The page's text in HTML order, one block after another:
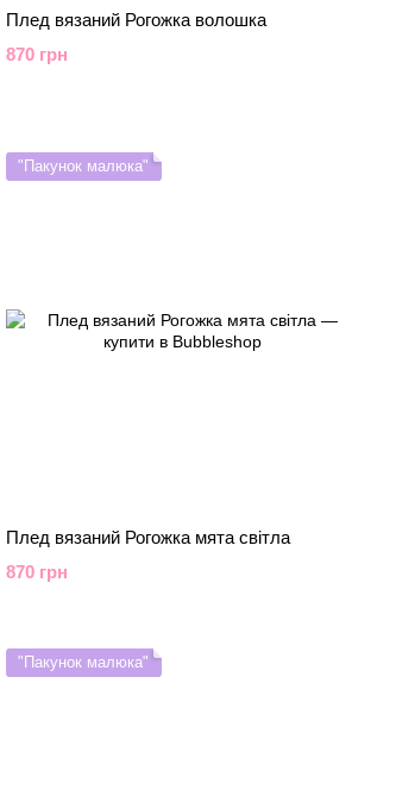
Плед вязаний Рогожка волошка
870 грн
"Пакунок малюка"
Плед вязаний Рогожка мята світла
870 грн
"Пакунок малюка"